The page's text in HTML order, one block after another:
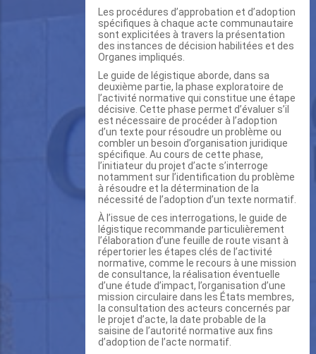
Les procédures d’approbation et d’adoption
spécifiques à chaque acte communautaire
sont explicitées à travers la présentation
des instances de décision habilitées et des
Organes impliqués.
Le guide de légistique aborde, dans sa
deuxième partie, la phase exploratoire de
l’activité normative qui constitue une étape
décisive. Cette phase permet d’évaluer s’il
est nécessaire de procéder à l’adoption
d’un texte pour résoudre un problème ou
combler un besoin d’organisation juridique
spécifique. Au cours de cette phase,
l’initiateur du projet d’acte s’interroge
notamment sur l’identification du problème
à résoudre et la détermination de la
nécessité de l’adoption d’un texte normatif.
À l’issue de ces interrogations, le guide de
légistique recommande particulièrement
l’élaboration d’une feuille de route visant à
répertorier les étapes clés de l’activité
normative, comme le recours à une mission
de consultance, la réalisation éventuelle
d’une étude d’impact, l’organisation d’une
mission circulaire dans les États membres,
la consultation des acteurs concernés par
le projet d’acte, la date probable de la
saisine de l’autorité normative aux fins
d’adoption de l’acte normatif.